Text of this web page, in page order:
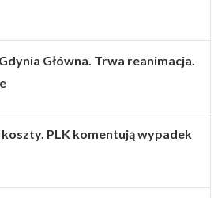
Główna. Trwa reanimacja.
PLK komentują wypadek